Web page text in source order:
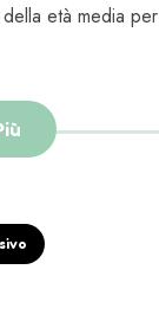
età media